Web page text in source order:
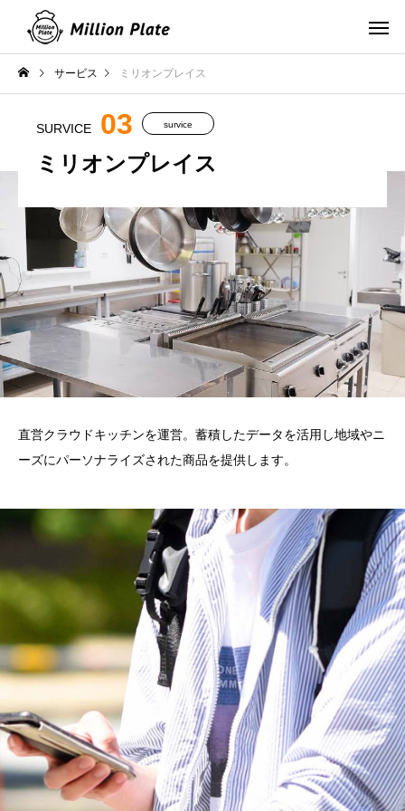
サービス ミリオンプレイス
SURVICE 03 survice
ミリオンプレイス
直営クラウドキッチンを運営。蓄積したデータを活用し地域やニ
ーズにパーソナライズされた商品を提供します。